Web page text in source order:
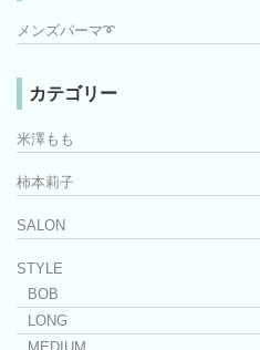
メンズパーマ➰
カテゴリー
米澤もも
柿本莉子
SALON
STYLE
BOB
LONG